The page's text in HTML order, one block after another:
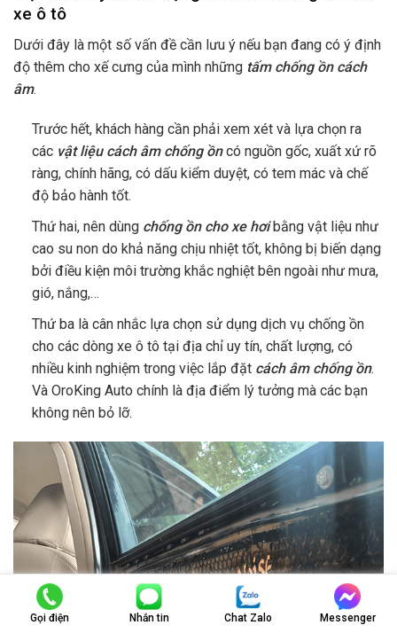
xe ô tô
Dưới đây là một số vấn đề cần lưu ý nếu bạn đang có ý định
độ thêm cho xế cưng của mình những tấm chống ồn cách
âm.
Trước hết, khách hàng cần phải xem xét và lựa chọn ra
các vật liệu cách âm chống ồncó nguồn gốc, xuất xứ rõ
ràng, chính hãng, có dấu kiểm duyệt, có tem mác và chế
độ bảo hành tốt.
Thứ hai, nên dùng chống ồn cho xe hơibằng vật liệu như
cao su non do khả năng chịu nhiệt tốt, không bị biến dạng
bởi điều kiện môi trường khắc nghiệt bên ngoài như mưa,
gió, nắng,…
Thứ ba là cân nhắc lựa chọn sử dụng dịch vụ chống ồn
cho các dòng xe ô tô tại địa chỉ uy tín, chất lượng, có
nhiều kinh nghiệm trong việc lắp đặt cách âm chống ồn.
Và OroKing Auto chính là địa điểm lý tưởng mà các bạn
không nên bỏ lỡ.
Gọi điện Nhắn tin Chat Zalo Messenger